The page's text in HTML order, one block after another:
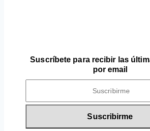
Suscríbete para recibir las
por email